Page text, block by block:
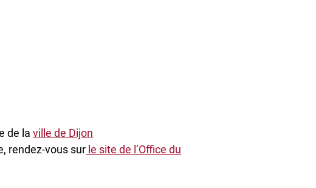
de laville de Dijon
rendez-vous sur le site de l’Office du